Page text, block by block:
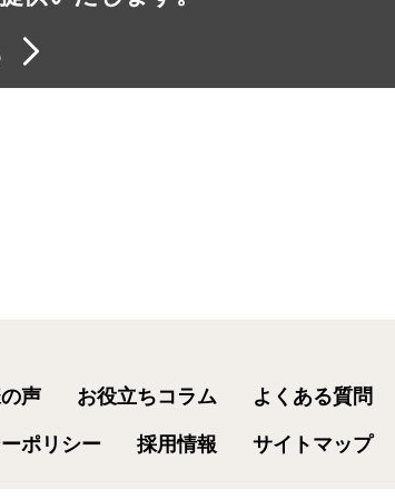
声 お役立ちコラム よくある質問
ポリシー 採用情報 サイトマップ